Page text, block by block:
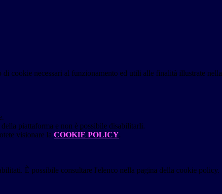
cookie necessari al funzionamento ed utili alle finalità illustrate nella
piattaforma e non è possibile disabilitarli.
visionare la COOKIE POLICY.
È possibile consultare l'elenco nella pagina della cookie policy.